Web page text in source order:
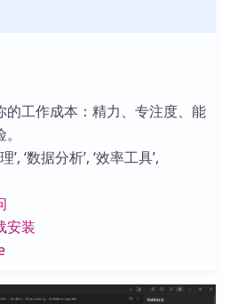
的工作成本：精力、专注度、能
‘数据分析’, ‘效率工具’,
安装